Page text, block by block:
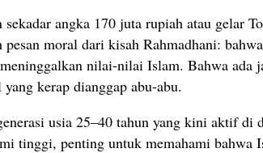
sekadar angka 170 juta rupiah atau gelar
pesan moral dari kisah Rahmadhani:
nilai-nilai Islam. Bahwa ada
kerap dianggap abu-abu.
usia 25–40 tahun yang kini aktif di
tinggi, penting untuk memahami